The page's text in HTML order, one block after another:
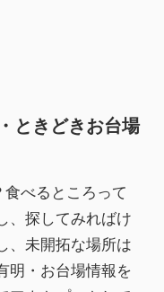
ときどきお台場
べるところって
、探してみればけ
、未開拓な場所は
明・お台場情報を